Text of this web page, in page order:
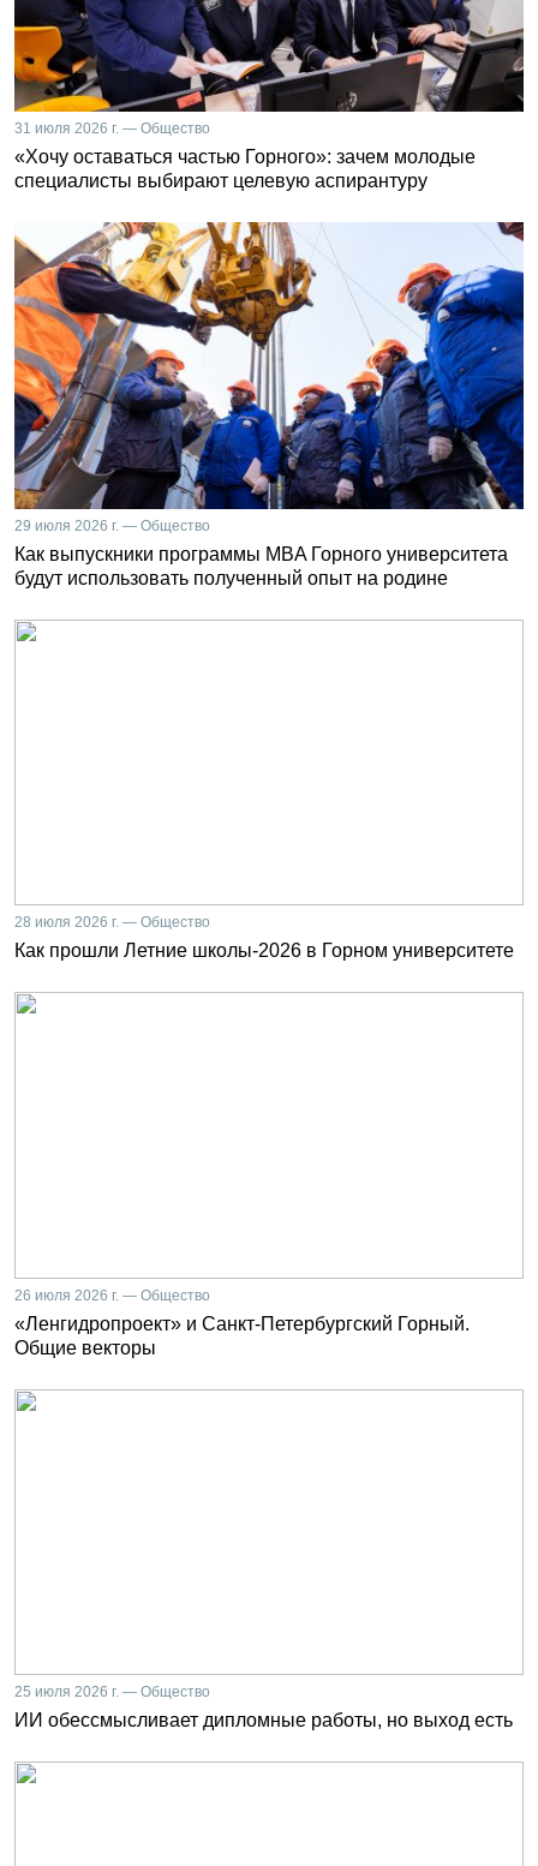
31 июля 2026 г. — Общество
«Хочу оставаться частью Горного»: зачем молодые
специалисты выбирают целевую аспирантуру
29 июля 2026 г. — Общество
Как выпускники программы MBA Горного университета
будут использовать полученный опыт на родине
28 июля 2026 г. — Общество
Как прошли Летние школы-2026 в Горном университете
26 июля 2026 г. — Общество
«Ленгидропроект» и Санкт-Петербургский Горный.
Общие векторы
25 июля 2026 г. — Общество
ИИ обессмысливает дипломные работы, но выход есть